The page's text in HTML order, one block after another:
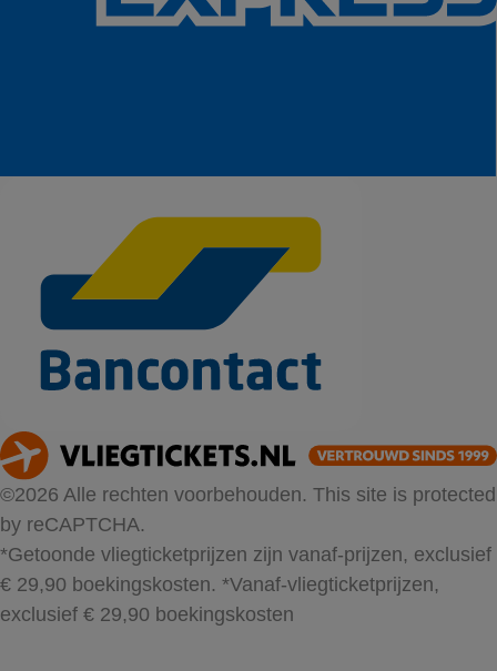
©2026 Alle rechten voorbehouden. This site is protected
by reCAPTCHA.
*Getoonde vliegticketprijzen zijn vanaf-prijzen, exclusief
€ 29,90 boekingskosten. *Vanaf-vliegticketprijzen,
exclusief € 29,90 boekingskosten